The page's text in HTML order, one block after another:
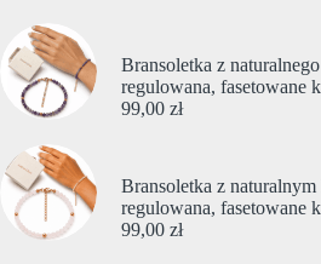
Bransoletka z
regulowana, fasetowane
99,00 zł
Bransoletka z
regulowana, fasetowane
99,00 zł